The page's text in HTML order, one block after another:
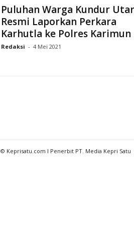
Puluhan Warga Kundur
Resmi Laporkan Perkara
Karhutla ke Polres Karimun
Redaksi - 4 Mei 2021
© Keprisatu.com I Penerbit PT. Media Kepri Satu